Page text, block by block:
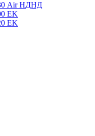
Air НДНД
ЕK
ЕK